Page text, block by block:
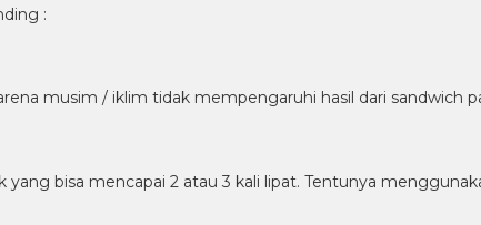
:
musim / iklim tidak mempengaruhi hasil dari sandwich
bisa mencapai 2 atau 3 kali lipat. Tentunya